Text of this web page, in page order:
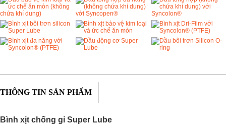
THÔNG TIN SẢN PHẨM
Bình xịt chống gỉ Super Lube